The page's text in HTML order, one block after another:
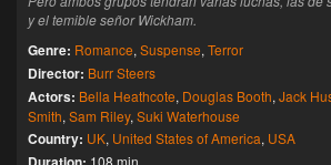
y el temible señor Wickham.
Genre: Romance, Suspense, Terror
Director: Burr Steers
Actors: Bella Heathcote, Douglas Booth, Jack
Smith, Sam Riley, Suki Waterhouse
Country: UK, United States of America, USA
108 min